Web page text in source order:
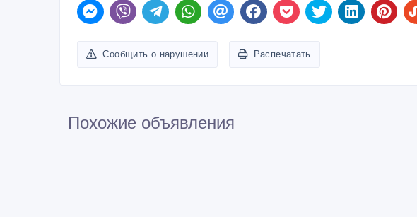
Сообщить о нарушении Распечатать
Похожие объявления